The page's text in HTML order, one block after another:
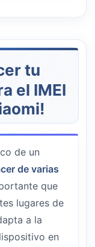
tu
el IMEI
de un
de varias
que
lugares de
a la
en